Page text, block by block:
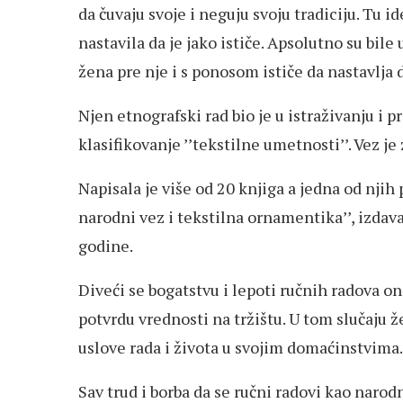
da čuvaju svoje i neguju svoju tradiciju. Tu
nastavila da je jako ističe. Apsolutno su bile
žena pre nje i s ponosom ističe da
Njen etnografski rad bio je u istraživanju i
klasifikovanje ’’tekstilne umetnosti’’. Vez
Napisala je više od 20 knjiga a jedna od njih
narodni vez i tekstilna ornamentika’’,
godine.
Diveći se bogatstvu i lepoti ručnih radova
potvrdu vrednosti na tržištu. U tom slučaju
uslove rada i života u svojim domaćinstvima.
Sav trud i borba da se ručni radovi kao